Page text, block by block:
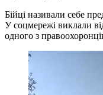
Бійці називали себе
У соцмережі виклали
одного з